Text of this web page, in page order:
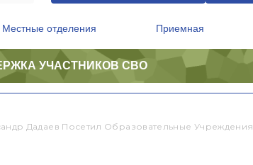
Местные отделения Приемная
УЧАСТНИКОВ СВО
Дадаев Посетил Образовательные Учреждения